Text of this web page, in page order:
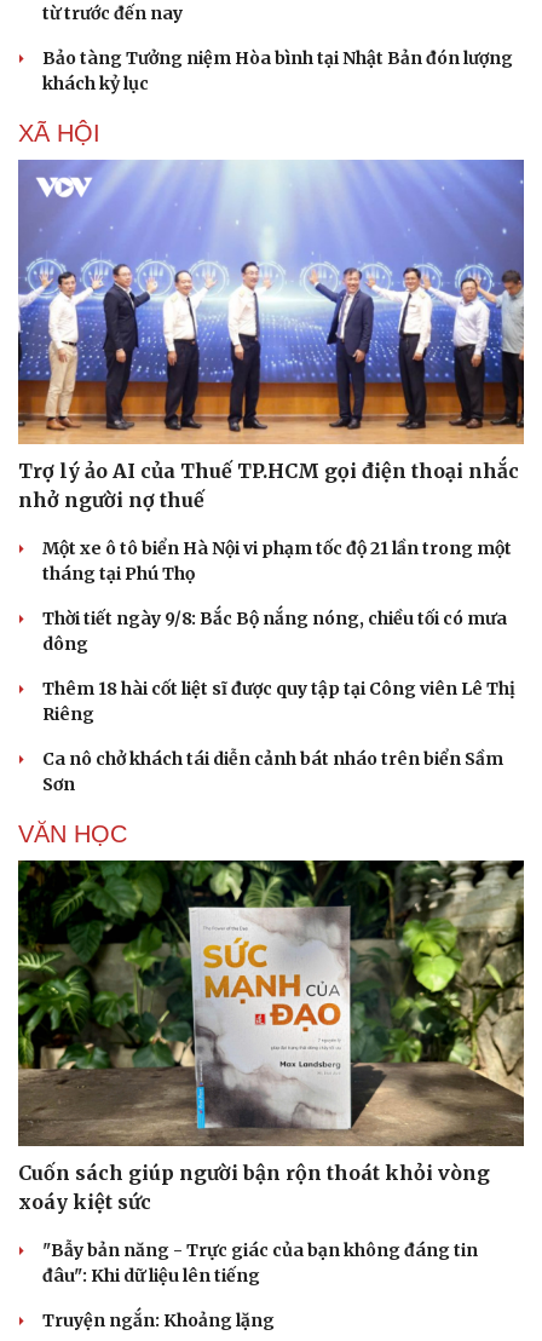
Văn hóa
Sân khấu - Điện ảnh
Âm nhạc
Giải trí
từ trước đến nay
Bảo tàng Tưởng niệm Hòa bình tại Nhật Bản đón lượng
khách kỷ lục
XÃ HỘI
Trợ lý ảo AI của Thuế TP.HCM gọi điện thoại nhắc
nhở người nợ thuế
Một xe ô tô biển Hà Nội vi phạm tốc độ 21 lần trong một
tháng tại Phú Thọ
Thời tiết ngày 9/8: Bắc Bộ nắng nóng, chiều tối có mưa
dông
Thêm 18 hài cốt liệt sĩ được quy tập tại Công viên Lê Thị
Riêng
Ca nô chở khách tái diễn cảnh bát nháo trên biển Sầm
Sơn
VĂN HỌC
Cuốn sách giúp người bận rộn thoát khỏi vòng
xoáy kiệt sức
"Bẫy bản năng - Trực giác của bạn không đáng tin
đâu": Khi dữ liệu lên tiếng
Truyện ngắn: Khoảng lặng